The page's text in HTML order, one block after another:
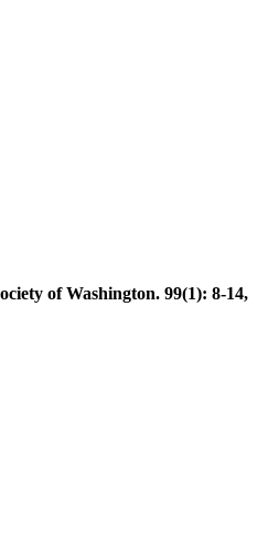
of Washington. 99(1): 8-14,